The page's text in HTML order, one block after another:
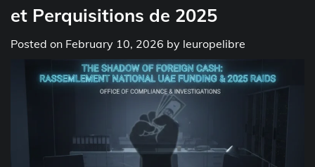
et Perquisitions de 2025
Posted on February 10, 2026 by leuropelibre